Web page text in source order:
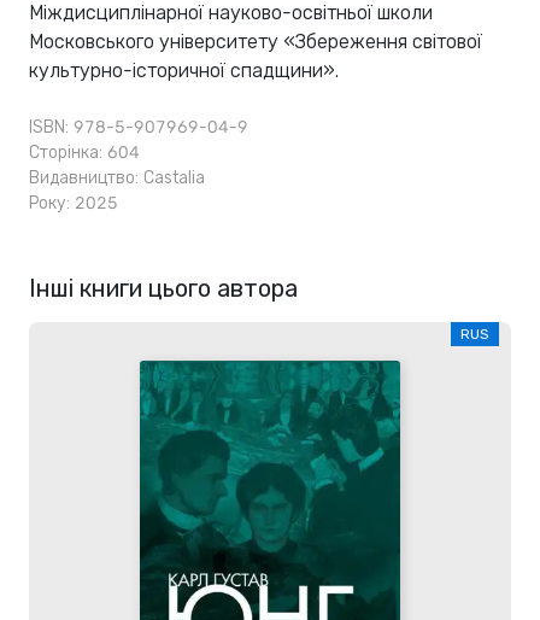
Міждисциплінарної науково-освітньої школи
Московського університету «Збереження світової
культурно-історичної спадщини».
ISBN: 978-5-907969-04-9
Сторінка: 604
Видавництво: Castalia
Року: 2025
Інші книги цього автора
RUS